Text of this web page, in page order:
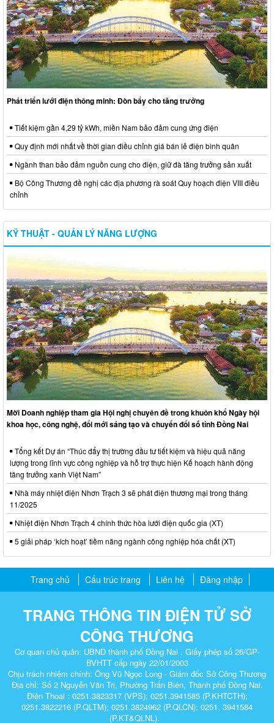
Phát triển lưới điện thông minh: Đòn bẩy cho tăng trưởng
Tiết kiệm gần 4,29 tỷ kWh, miền Nam bảo đảm cung ứng điện
Quy định mới nhất về thời gian điều chỉnh giá bán lẻ điện bình quân
Ngành than bảo đảm nguồn cung cho điện, giữ đà tăng trưởng sản xuất
Bộ Công Thương đề nghị các địa phương rà soát Quy hoạch điện VIII điều
chỉnh
KỸ THUẬT - QUẢN LÝ NĂNG LƯỢNG
Mời Doanh nghiệp tham gia Hội nghị chuyên đề trong khuôn khổ Ngày hội
khoa học, công nghệ, đổi mới sáng tạo và chuyển đổi số tỉnh Đồng Nai
Tổng kết Dự án “Thúc đẩy thị trường đầu tư tiết kiệm và hiệu quả năng
lượng trong lĩnh vực công nghiệp và hỗ trợ thực hiện Kế hoạch hành động
tăng trưởng xanh Việt Nam”
Nhà máy nhiệt điện Nhơn Trạch 3 sẽ phát điện thương mại trong tháng
11/2025
Nhiệt điện Nhơn Trạch 4 chính thức hòa lưới điện quốc gia (XT)
5 giải pháp ‘kích hoạt’ tiềm năng ngành công nghiệp hóa chất (XT)
Trang chủ Cấu trúc trang Liên hệ Đăng nhập
TRANG THÔNG TIN ĐIỆN TỬ SỞ
CÔNG THƯƠNG
Cơ quan chủ quản: UBND thành phố Đồng Nai . Giấy phép số 26/GP-
BVHTT cấp ngày 22/01/2003
Chịu trách nhiệm chính: Ông Vũ Ngọc Long - Giám đốc Sở Công Thương
Địa chỉ: Số 2 Nguyễn Văn Trị, Phường Trấn Biên, Thành phố Đồng Nai.
Điện Thoại : 0251.3823317 (VPS); 0251.3941585 (P.KHTCTH);
0251.3822216 (P.QLTM); 0251.3824962 (P.QLCN); 0251. 3941584
(P.KT&QLNL).